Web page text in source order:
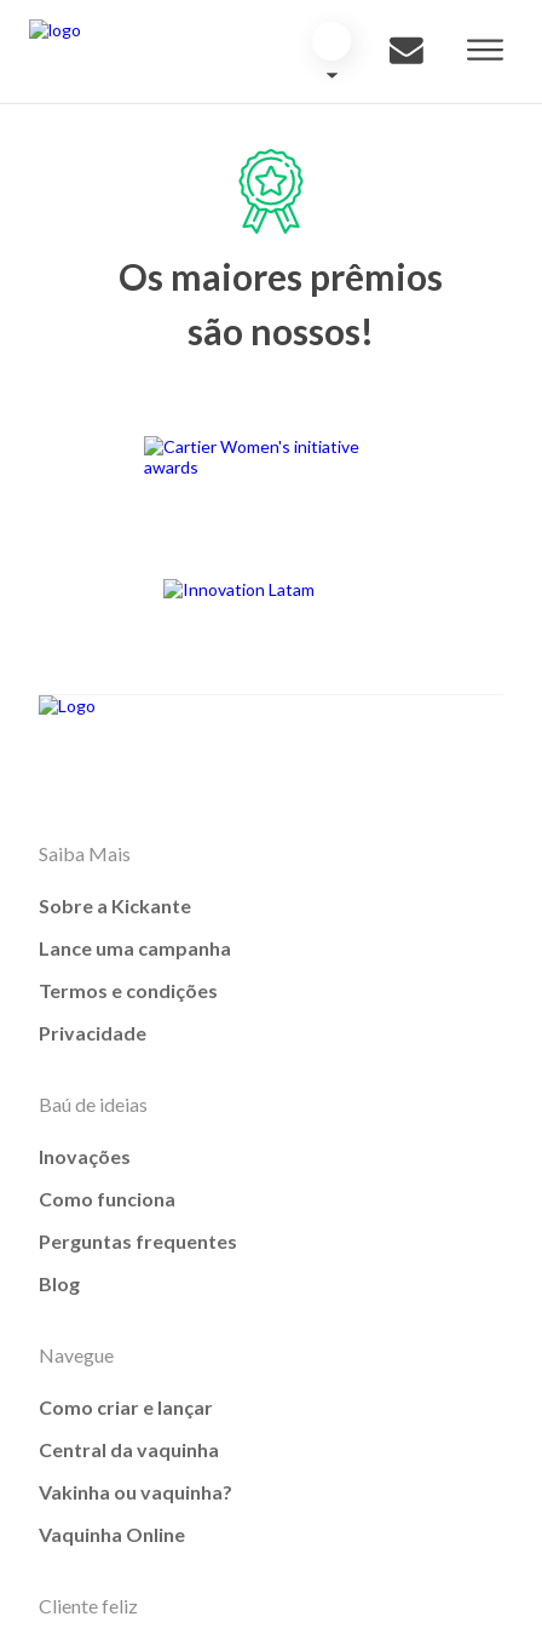
Os maiores prêmios
são nossos!
Saiba Mais
Sobre a Kickante
Lance uma campanha
Termos e condições
Privacidade
Baú de ideias
Inovações
Como funciona
Perguntas frequentes
Blog
Navegue
Como criar e lançar
Central da vaquinha
Vakinha ou vaquinha?
Vaquinha Online
Cliente feliz